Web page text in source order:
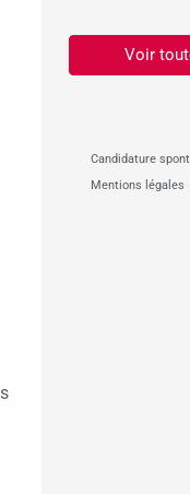
Voir
Candidature
Mentions légales